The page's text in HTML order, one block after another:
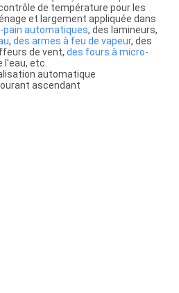
de température pour les
et largement appliquée dans
pain automatiques, des lamineurs,
, des armes à feu de vapeur, des
de vent, des fours à micro-
l'eau, etc.